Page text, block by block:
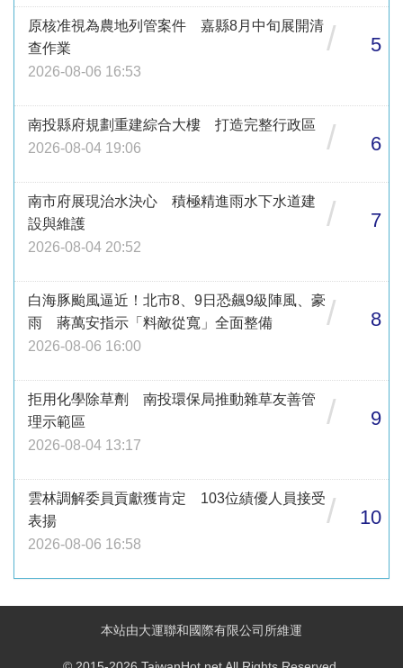
原核准視為農地列管案件 嘉縣8月中旬展開清
查作業
2026-08-06 16:53
/ 5
南投縣府規劃重建綜合大樓 打造完整行政區
2026-08-04 19:06
/ 6
南市府展現治水決心 積極精進雨水下水道建
設與維護
2026-08-04 20:52
/ 7
白海豚颱風逼近！北市8、9日恐飆9級陣風、豪
雨 蔣萬安指示「料敵從寬」全面整備
2026-08-06 16:00
/ 8
拒用化學除草劑 南投環保局推動雜草友善管
理示範區
2026-08-04 13:17
/ 9
雲林調解委員貢獻獲肯定 103位績優人員接受
表揚
2026-08-06 16:58
/ 10
本站由大運聯和國際有限公司所維運